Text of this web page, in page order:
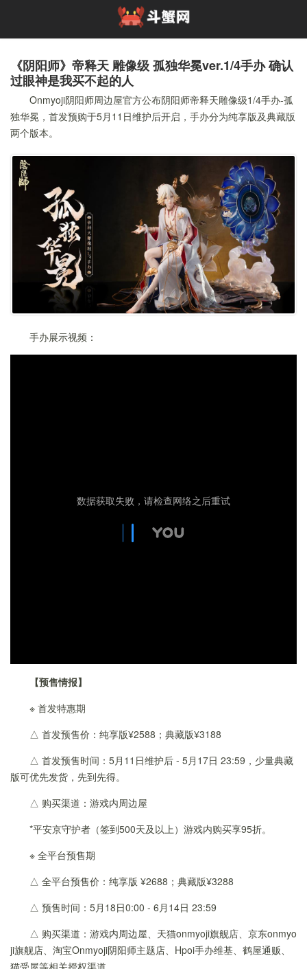
《阴阳师》帝释天 雕像级 孤独华冕ver.1/4手办 确认
过眼神是我买不起的人
Onmyoji阴阳师周边屋官方公布阴阳师帝释天雕像级1/4手办-孤
独华冕，首发预购于5月11日维护后开启，手办分为纯享版及典藏版
两个版本。
手办展示视频：
【预售情报】
※ 首发特惠期
△ 首发预售价：纯享版¥2588；典藏版¥3188
△ 首发预售时间：5月11日维护后 - 5月17日 23:59，少量典藏
版可优先发货，先到先得。
△ 购买渠道：游戏内周边屋
*平安京守护者（签到500天及以上）游戏内购买享95折。
※ 全平台预售期
△ 全平台预售价：纯享版 ¥2688；典藏版¥3288
△ 预售时间：5月18日0:00 - 6月14日 23:59
△ 购买渠道：游戏内周边屋、天猫onmyoji旗舰店、京东onmyo
ji旗舰店、淘宝Onmyoji阴阳师主题店、Hpoi手办维基、鹤屋通贩、